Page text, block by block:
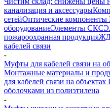
канализация и аксессуары
сетейОптические
оборудованиеЭлементы СКС
пожароохранная продукцияЖД
кабелей связи
-
Муфты для кабелей связи на
Монтажные материалы и
для кабелей связи на
оболочками из полиэтилена
-